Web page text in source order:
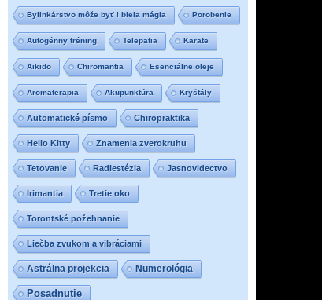
Bylinkárstvo môže byť i biela mágia Porobenie
Autogénny tréning Telepatia Karate
Aikido Chiromantia Esenciálne oleje
Aromaterapia Akupunktúra Kryštály
Automatické písmo Chiropraktika
Hello Kitty Znamenia zverokruhu
Tetovanie Radiestézia Jasnovidectvo
Irimantia Tretie oko
Torontské požehnanie
Liečba zvukom a vibráciami
Astrálna projekcia Numerológia
Posadnutie